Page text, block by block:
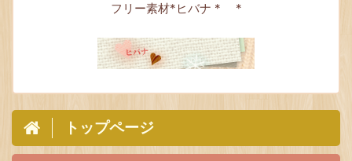
フリー素材*ヒバナ * *
トップページ